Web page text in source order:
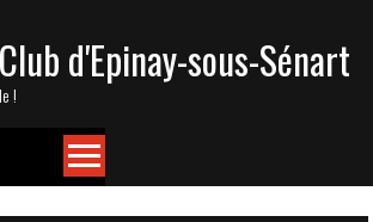
d'Epinay-sous-Sénart
!